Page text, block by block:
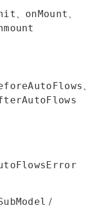
、 onMount 、
、
/